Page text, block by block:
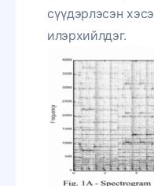
сүүдэрлэсэн
илэрхийлдэг.